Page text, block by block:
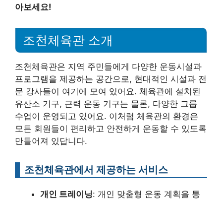
아보세요!
조천체육관 소개
조천체육관은 지역 주민들에게 다양한 운동시설과
프로그램을 제공하는 공간으로, 현대적인 시설과 전
문 강사들이 여기에 모여 있어요. 체육관에 설치된
유산소 기구, 근력 운동 기구는 물론, 다양한 그룹
수업이 운영되고 있어요. 이처럼 체육관의 환경은
모든 회원들이 편리하고 안전하게 운동할 수 있도록
만들어져 있답니다.
조천체육관에서 제공하는 서비스
개인 트레이닝: 개인 맞춤형 운동 계획을 통